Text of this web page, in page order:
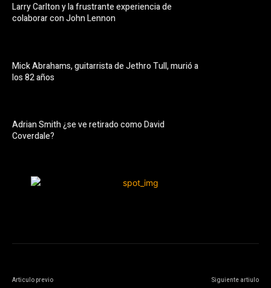
Larry Carlton y la frustrante experiencia de
colaborar con John Lennon
Mick Abrahams, guitarrista de Jethro Tull, murió a
los 82 años
Adrian Smith ¿se ve retirado como David
Coverdale?
Articulo previo Siguiente artiulo